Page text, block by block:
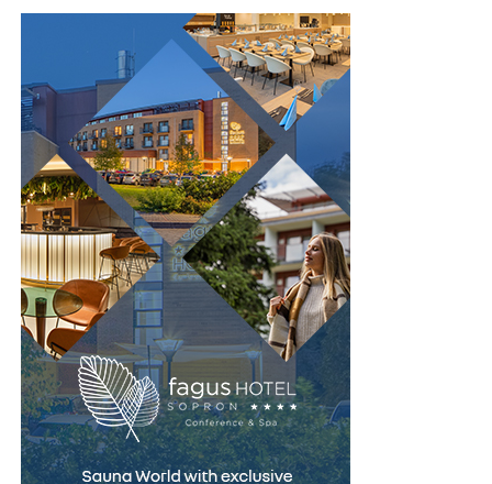
sport, școli, spitale sau alte instituții unde fluxul de
persoane este ridicat. Spațiul economisit poate fi utilizat
pentru bănci, culoare de acces sau alte echipamente
necesare funcționării vestiarului.
În același timp, organizarea compactă permite
amplasarea mai multor corpuri de mobilier fără ca
încăperea să devină aglomerată. Astfel, confortul
utilizatorilor este menținut chiar și în perioadele cu
trafic intens.
Prin valorificarea eficientă a spațiului disponibil,
vestiarele tip NEST contribuie la amenajarea unor zone
de echipare funcționale și bine organizate.
Rezistență pentru utilizare
intensivă